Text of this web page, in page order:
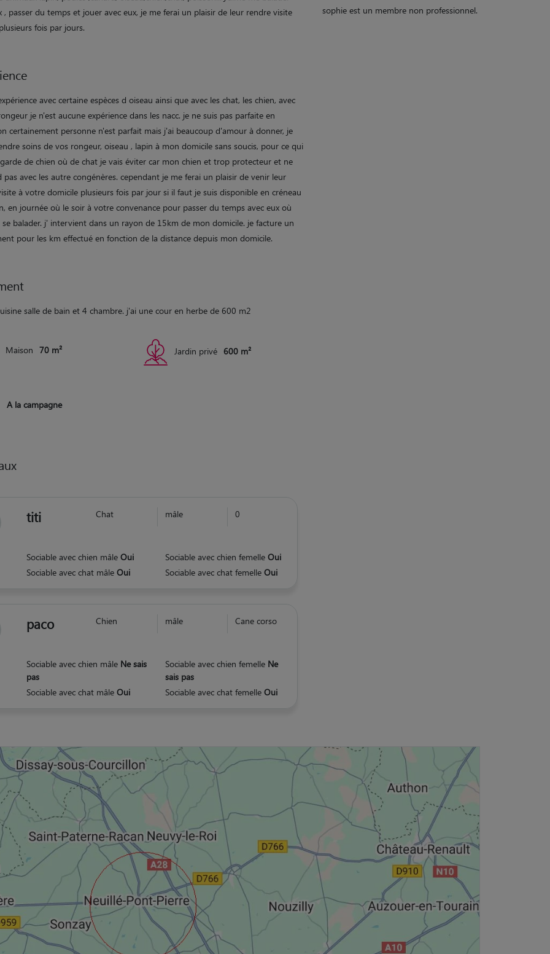
, passer du temps et jouer avec eux, je me ferai un plaisir de leur rendre visite
fois par jours.
avec certaine espèces d oiseau ainsi que avec les chat, les chien, avec
je n'est aucune expérience dans les nacc. je ne suis pas parfaite en
certainement personne n'est parfait mais j'ai beaucoup d'amour à donner, je
soins de vos rongeur, oiseau , lapin à mon domicile sans soucis, pour ce qui
de chien où de chat je vais éviter car mon chien et trop protecteur et ne
pas avec les autre congénères. cependant je me ferai un plaisir de venir leur
à votre domicile plusieurs fois par jour si il faut je suis disponible en créneau
en journée où le soir à votre convenance pour passer du temps avec eux où
se balader. j' intervient dans un rayon de 15km de mon domicile. je facture un
pour les km effectué en fonction de la distance depuis mon domicile.
salle de bain et 4 chambre. j'ai une cour en herbe de 600 m2
Maison 70 m² Jardin privé 600 m²
A la campagne
titi Chat mâle 0
Sociable avec chien mâle Oui Sociable avec chien femelleOui
Sociable avec chat mâle Oui Sociable avec chat femelleOui
paco Chien mâle Cane corso
Sociable avec chien mâle Ne sais
pas
Sociable avec chien femelle Ne
sais pas
Sociable avec chat mâle Oui Sociable avec chat femelleOui
sophie est un membre non professionnel.